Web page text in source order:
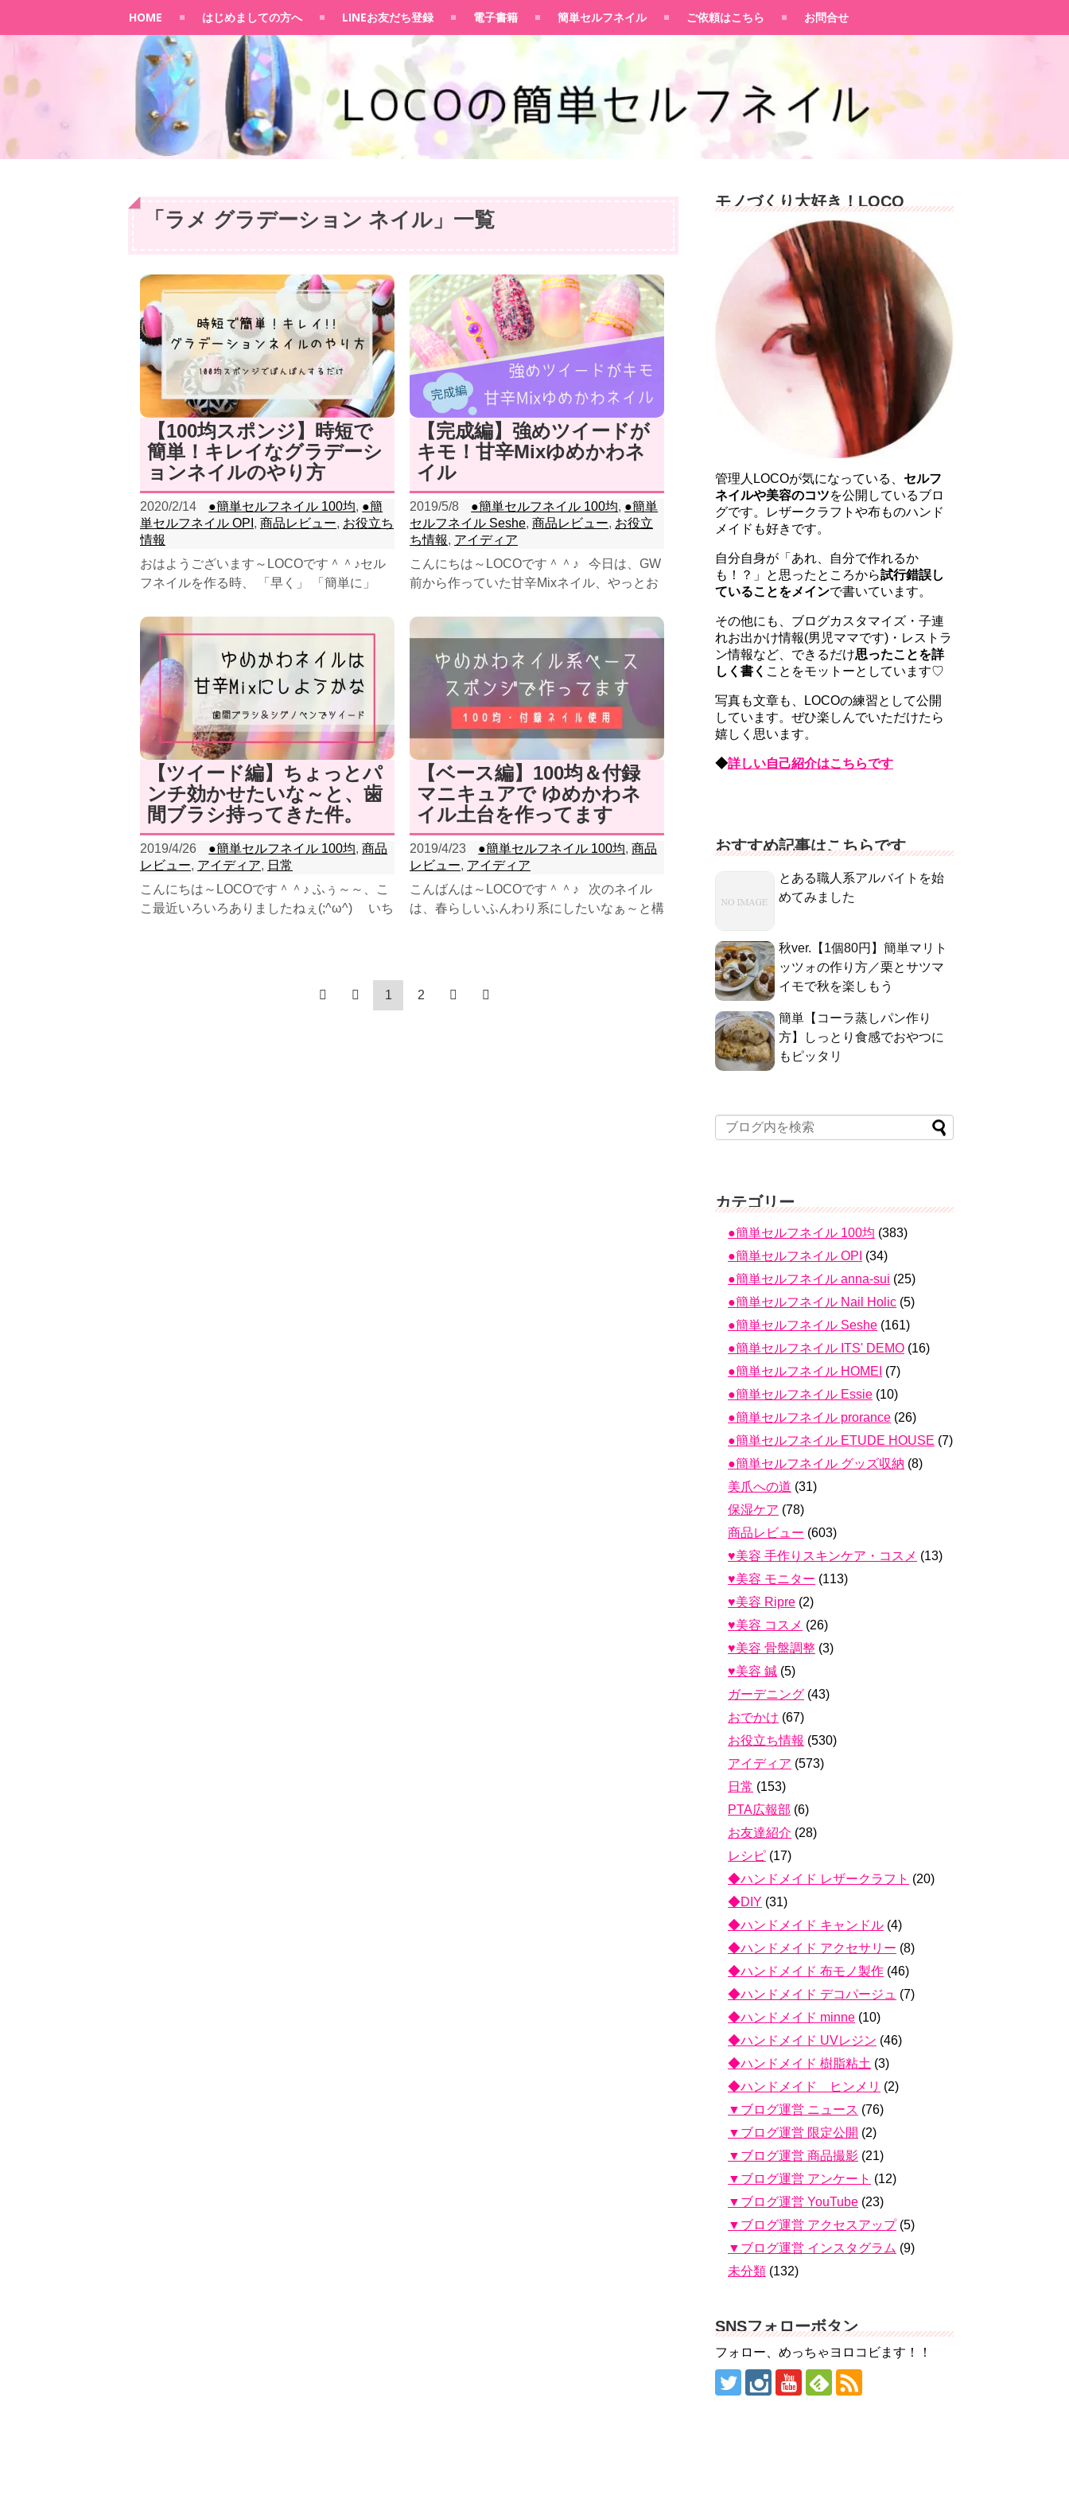
HOME はじめましての方へ LINEお友だち登録 電子書籍 簡単セルフネイル ご依頼はこちら お問合せ
「 ラメ グラデーション ネイル 」 一覧
【100均スポンジ】時短で
簡単！キレイなグラデーシ
ョンネイルのやり方
2020/2/14 ●簡単セルフネイル 100均, ●簡
単セルフネイル OPI , 商品レビュー, お役立ち
情報
おはようございます～LOCOです＾＾♪セル
フネイルを作る時、 「早く」 「簡単に」
は、10...
【完成編】強めツイードが
キモ！甘辛Mixゆめかわネ
イル
2019/5/8 ●簡単セルフネイル 100均, ●簡単
セルフネイル Seshe, 商品レビュー, お役立
ち情報, アイディア
こんにちは～LOCOです＾＾♪ 今日は、GW
前から作っていた甘辛Mixネイル、やっとお
【ツイード編】ちょっとパ
ンチ効かせたいな～と、歯
間ブラシ持ってきた件。
2019/4/26 ●簡単セルフネイル 100均,商品
レビュー, アイディア, 日常
こんにちは～LOCOです＾＾♪ ふぅ～～、こ
こ最近いろいろありましたねぇ(;^ω^) いち
【ベース編】100均＆付録
マニキュアで ゆめかわネ
イル土台を作ってます
2019/4/23 ●簡単セルフネイル 100均,商品
レビュー, アイディア
こんばんは～LOCOです＾＾♪ 次のネイル
は、春らしいふんわり系にしたいなぁ～と構
1 2
モノづくり大好き！LOCO
管理人LOCOが気になっている、 セルフ
ネイルや美容のコツを公開しているブロ
グです。レザークラフトや布ものハンド
メイドも好きです。
自分自身が「あれ、自分で作れるか
も！？」と思ったところから試行錯誤し
ていることをメインで書いています。
その他にも、ブログカスタマイズ・子連
れお出かけ情報(男児ママです)・レストラ
ン情報など、できるだけ思ったことを詳
しく書く ことをモットーとしています♡
写真も文章も、LOCOの練習として公開
しています。ぜひ楽しんでいただけたら
嬉しく思います。
◆詳しい自己紹介はこちらです
おすすめ記事はこちらです
とある職人系アルバイトを始
めてみました
秋ver.【1個80円】簡単マリト
ッツォの作り方／栗とサツマ
イモで秋を楽しもう
簡単【コーラ蒸しパン作り
方】しっとり食感でおやつに
もピッタリ
カテゴリー
●簡単セルフネイル 100均 (383)
●簡単セルフネイル OPI (34)
●簡単セルフネイル anna-sui (25)
●簡単セルフネイル Nail Holic (5)
●簡単セルフネイル Seshe (161)
●簡単セルフネイル ITS' DEMO (16)
●簡単セルフネイル HOMEI (7)
●簡単セルフネイル Essie (10)
●簡単セルフネイル prorance (26)
●簡単セルフネイル ETUDE HOUSE (7)
●簡単セルフネイル グッズ収納 (8)
美爪への道 (31)
保湿ケア (78)
商品レビュー (603)
♥美容 手作りスキンケア・コスメ (13)
♥美容 モニター (113)
♥美容 Ripre (2)
♥美容 コスメ (26)
♥美容 骨盤調整 (3)
♥美容 鍼 (5)
ガーデニング (43)
おでかけ (67)
お役立ち情報 (530)
アイディア (573)
日常 (153)
PTA広報部 (6)
お友達紹介 (28)
レシピ (17)
◆ハンドメイド レザークラフト (20)
◆DIY (31)
◆ハンドメイド キャンドル (4)
◆ハンドメイド アクセサリー (8)
◆ハンドメイド 布モノ製作 (46)
◆ハンドメイド デコパージュ (7)
◆ハンドメイド minne (10)
◆ハンドメイド UVレジン (46)
◆ハンドメイド 樹脂粘土 (3)
◆ハンドメイド ヒンメリ (2)
▼ブログ運営 ニュース (76)
▼ブログ運営 限定公開 (2)
▼ブログ運営 商品撮影 (21)
▼ブログ運営 アンケート (12)
▼ブログ運営 YouTube (23)
▼ブログ運営 アクセスアップ(5)
▼ブログ運営 インスタグラム (9)
未分類 (132)
SNSフォローボタン
フォロー、めっちゃヨロコビます！！